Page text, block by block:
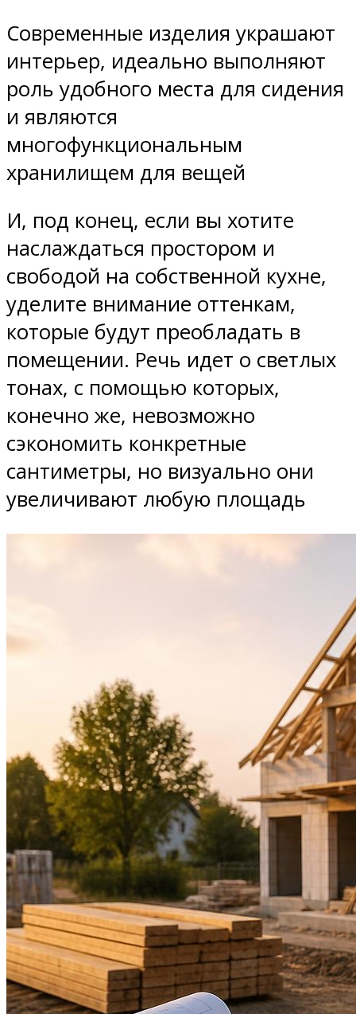
Современные изделия украшают
интерьер, идеально выполняют
роль удобного места для сидения
и являются
многофункциональным
хранилищем для вещей
И, под конец, если вы хотите
наслаждаться простором и
свободой на собственной кухне,
уделите внимание оттенкам,
которые будут преобладать в
помещении. Речь идет о светлых
тонах, с помощью которых,
конечно же, невозможно
сэкономить конкретные
сантиметры, но визуально они
увеличивают любую площадь